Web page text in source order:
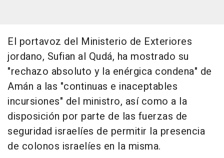
El portavoz del Ministerio de Exteriores
jordano, Sufian al Qudá, ha mostrado su
"rechazo absoluto y la enérgica condena" de
Amán a las "continuas e inaceptables
incursiones" del ministro, así como a la
disposición por parte de las fuerzas de
seguridad israelíes de permitir la presencia
de colonos israelíes en la misma.